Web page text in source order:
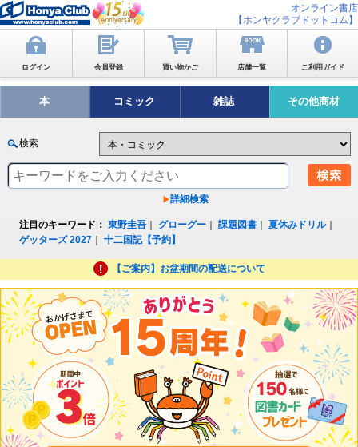
オンライン書店
【ホンヤクラブドットコム】
ログイン 会員登録 買い物かご 店舗一覧 ご利用ガイド
本 コミック 雑誌 その他商材
検索
詳細検索
注目のキーワード： 東野圭吾 グローグー ｜課題図書 ｜夏休みドリル｜
ゲッターズ 2027 ｜十二国記【予約】
【ご案内】お盆期間の配送について